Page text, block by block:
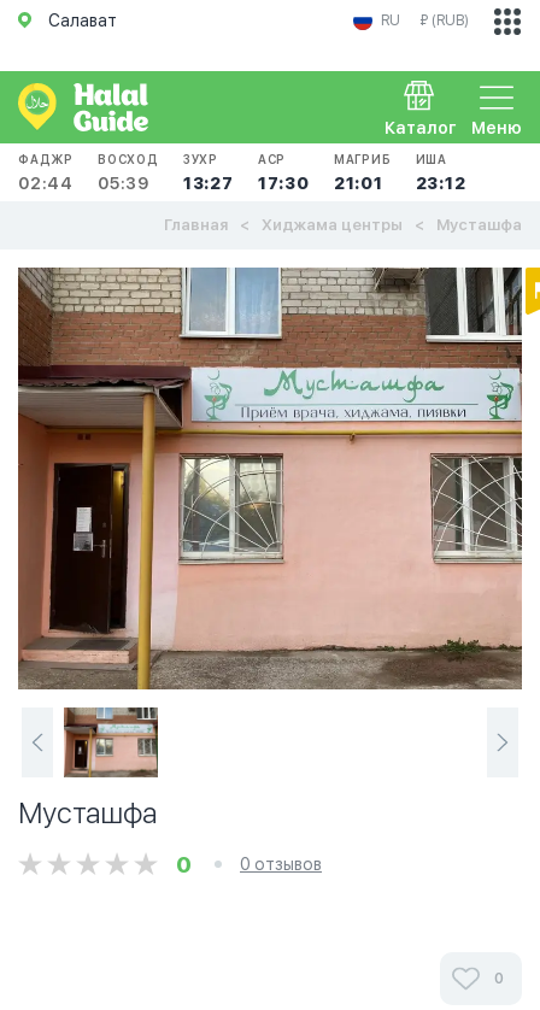
Салават RU ₽ (RUB)
Меню
Каталог
ФАДЖР
02:44
ВОСХОД
05:39
ЗУХР
13:27
АСР
17:30
МАГРИБ
21:01
ИША
23:12
Главная Хиджама центры Мусташфа
Мусташфа
0 0 отзывов
0